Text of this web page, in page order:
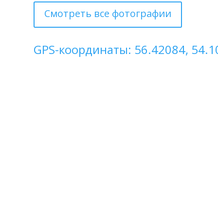
Смотреть все фотографии
GPS-координаты: 56.42084,